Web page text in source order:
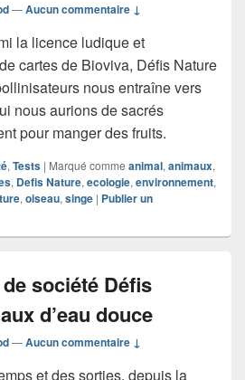
—Aucun commentaire ↓
la licence ludique et
cartes de Bioviva, Défis Nature
nous entraîne vers
nous aurions de sacrés
pour manger des fruits.
, Tests | Marqué comme animal, animaux,
, Defis Nature, ecologie, environnement,
, oiseau, singe | Publier un
société Défis
d’eau douce
—Aucun commentaire ↓
et des sorties, depuis la